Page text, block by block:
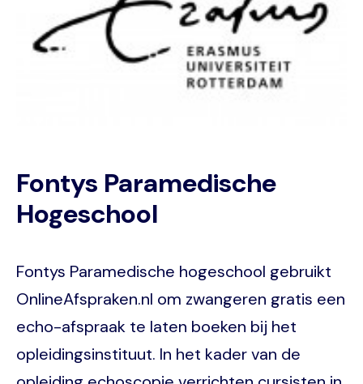
Fontys Paramedische
Hogeschool
Fontys Paramedische hogeschool gebruikt
OnlineAfspraken.nl om zwangeren gratis een
echo-afspraak te laten boeken bij het
opleidingsinstituut. In het kader van de